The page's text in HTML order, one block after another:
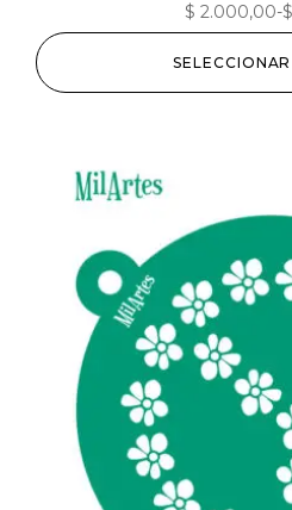
$ 2.000,00-$